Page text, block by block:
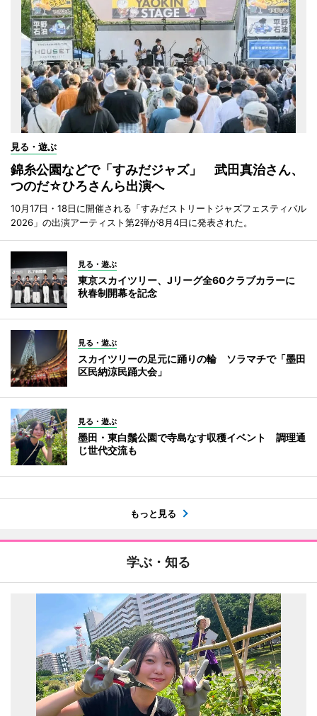
見る・遊ぶ
錦糸公園などで「すみだジャズ」 武田真治さん、
つのだ☆ひろさんら出演へ
10月17日・18日に開催される「すみだストリートジャズフェスティバル
2026」の出演アーティスト第2弾が8月4日に発表された。
見る・遊ぶ
東京スカイツリー、Jリーグ全60クラブカラーに
秋春制開幕を記念
見る・遊ぶ
スカイツリーの足元に踊りの輪 ソラマチで「墨田
区民納涼民踊大会」
見る・遊ぶ
墨田・東白鬚公園で寺島なす収穫イベント 調理通
じ世代交流も
もっと見る
学ぶ・知る